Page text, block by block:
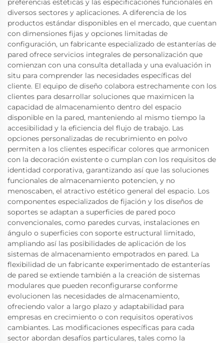
preferencias estéticas y las especificaciones funcionales en
diversos sectores y aplicaciones. A diferencia de los
productos estándar disponibles en el mercado, que cuentan
con dimensiones fijas y opciones limitadas de
configuración, un fabricante especializado de estanterías de
pared ofrece servicios integrales de personalización que
comienzan con una consulta detallada y una evaluación in
situ para comprender las necesidades específicas del
cliente. El equipo de diseño colabora estrechamente con los
clientes para desarrollar soluciones que maximicen la
capacidad de almacenamiento dentro del espacio
disponible en la pared, manteniendo al mismo tiempo la
accesibilidad y la eficiencia del flujo de trabajo. Las
opciones personalizadas de recubrimiento en polvo
permiten a los clientes especificar colores que armonicen
con la decoración existente o cumplan con los requisitos de
identidad corporativa, garantizando así que las soluciones
funcionales de almacenamiento potencien, y no
menoscaben, el atractivo estético general del espacio. Los
componentes especializados de fijación y los diseños de
soportes se adaptan a superficies de pared poco
convencionales, como paredes curvas, instalaciones en
ángulo o superficies con soporte estructural limitado,
ampliando así las posibilidades de aplicación de los
sistemas de almacenamiento empotrados en pared. La
flexibilidad de un fabricante experimentado de estanterías
de pared se extiende también a la creación de sistemas
modulares que pueden reconfigurarse conforme
evolucionen las necesidades de almacenamiento,
ofreciendo valor a largo plazo y adaptabilidad para
empresas en crecimiento o con requisitos operativos
cambiantes. Las modificaciones específicas para cada
sector abordan desafíos particulares, tales como la